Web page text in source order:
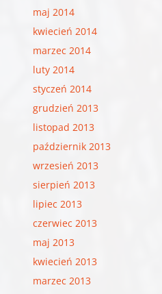
maj 2014
kwiecień 2014
marzec 2014
luty 2014
styczeń 2014
grudzień 2013
listopad 2013
październik 2013
wrzesień 2013
sierpień 2013
lipiec 2013
czerwiec 2013
maj 2013
kwiecień 2013
marzec 2013